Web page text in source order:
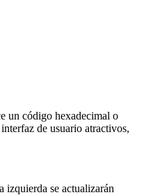
un código hexadecimal o
de usuario atractivos,
izquierda se actualizarán